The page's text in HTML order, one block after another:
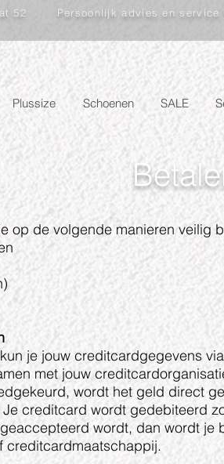
52 Persoonlijk advies en service
Plussize Schoenen SALE
op de volgende manieren veilig
je jouw creditcardgegevens
met jouw
wordt het geld direct
creditcard wordt gedebiteerd
wordt, dan wordt je
creditcardmaatschappij.